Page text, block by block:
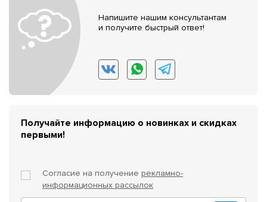
Напишите нашим консультантам
и получите быстрый ответ!
Получайте информацию о новинках и скидках
первыми!
Согласие на получение рекламно-
информационных рассылок